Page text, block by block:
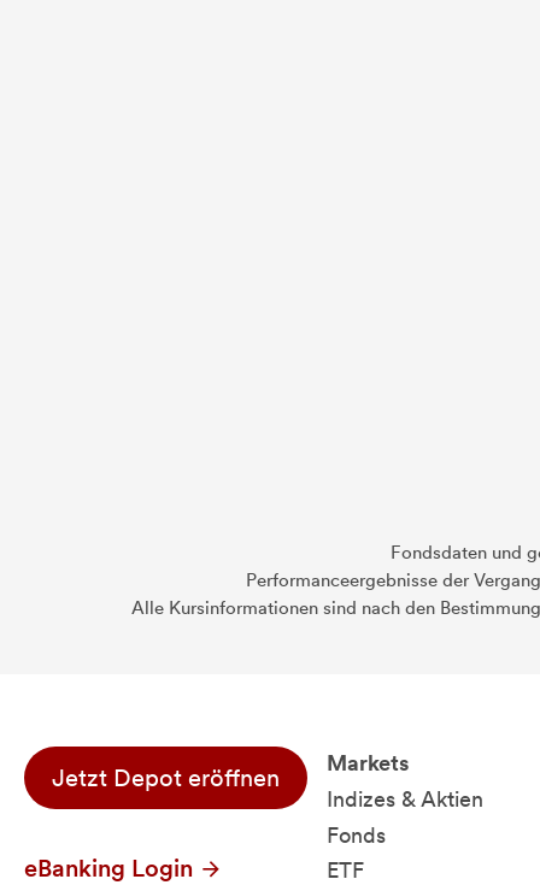
Fondsdaten und
Performanceergebnisse der
Alle Kursinformationen sind nach den
Jetzt Depot eröffnen
eBanking Login
Markets
Indizes & Aktien
Fonds
ETF